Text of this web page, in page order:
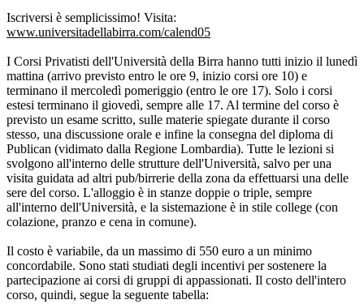
Iscriversi è semplicissimo! Visita:
www.universitadellabirra.com/calend05
I Corsi Privatisti dell'Università della Birra hanno tutti inizio il lunedì
mattina (arrivo previsto entro le ore 9, inizio corsi ore 10) e
terminano il mercoledì pomeriggio (entro le ore 17). Solo i corsi
estesi terminano il giovedì, sempre alle 17. Al termine del corso è
previsto un esame scritto, sulle materie spiegate durante il corso
stesso, una discussione orale e infine la consegna del diploma di
Publican (vidimato dalla Regione Lombardia). Tutte le lezioni si
svolgono all'interno delle strutture dell'Università, salvo per una
visita guidata ad altri pub/birrerie della zona da effettuarsi una delle
sere del corso. L'alloggio è in stanze doppie o triple, sempre
all'interno dell'Università, e la sistemazione è in stile college (con
colazione, pranzo e cena in comune).
Il costo è variabile, da un massimo di 550 euro a un minimo
concordabile. Sono stati studiati degli incentivi per sostenere la
partecipazione ai corsi di gruppi di appassionati. Il costo dell'intero
corso, quindi, segue la seguente tabella: